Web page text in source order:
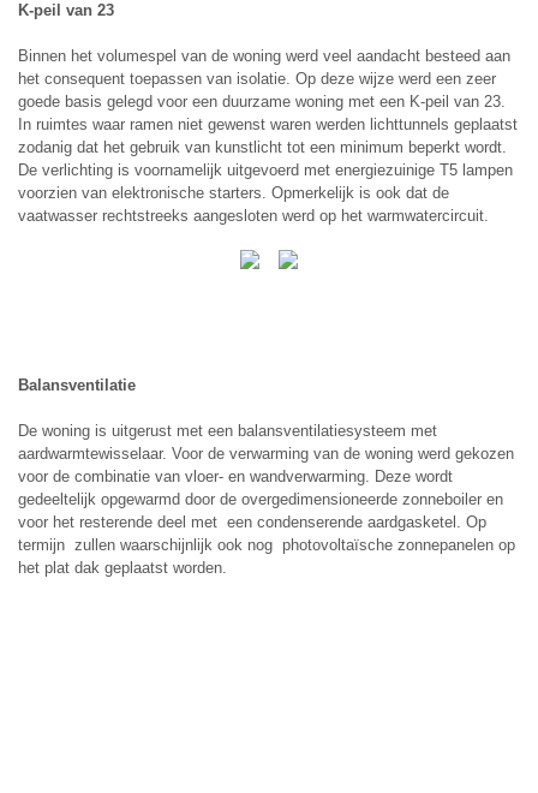
K-peil van 23
Binnen het volumespel van de woning werd veel aandacht besteed aan
het consequent toepassen van isolatie. Op deze wijze werd een zeer
goede basis gelegd voor een duurzame woning met een K-peil van 23.
In ruimtes waar ramen niet gewenst waren werden lichttunnels geplaatst
zodanig dat het gebruik van kunstlicht tot een minimum beperkt wordt.
De verlichting is voornamelijk uitgevoerd met energiezuinige T5 lampen
voorzien van elektronische starters. Opmerkelijk is ook dat de
vaatwasser rechtstreeks aangesloten werd op het warmwatercircuit.
Balansventilatie
De woning is uitgerust met een balansventilatiesysteem met
aardwarmtewisselaar. Voor de verwarming van de woning werd gekozen
voor de combinatie van vloer- en wandverwarming. Deze wordt
gedeeltelijk opgewarmd door de overgedimensioneerde zonneboiler en
voor het resterende deel met een condenserende aardgasketel. Op
termijn zullen waarschijnlijk ook nog photovoltaïsche zonnepanelen op
het plat dak geplaatst worden.